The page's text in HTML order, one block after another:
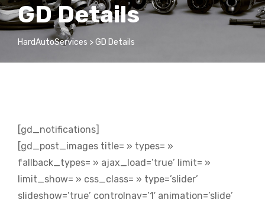
GD Details
HardAutoServices >GD Details
[gd_notifications]
[gd_post_images title= » types= »
fallback_types= » ajax_load=’true’ limit= »
limit_show= » css_class= » type=’slider’
slideshow=’true’ controlnav=’1′ animation=’slide’